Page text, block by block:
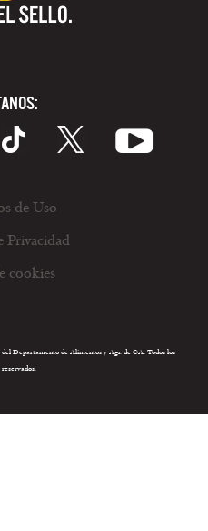
de Uso
Privacidad
cookies
Departamento de Alimentos y Agr. de CA. Todos los
reservados.